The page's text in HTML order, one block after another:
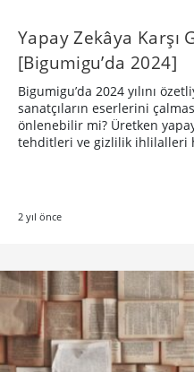
Yapay Zekâya Karşı
[Bigumigu’da 2024]
Bigumigu’da 2024 yılını
sanatçıların eserlerini
önlenebilir mi? Üretken
tehditleri ve gizlilik ihlilalleri
2 yıl önce